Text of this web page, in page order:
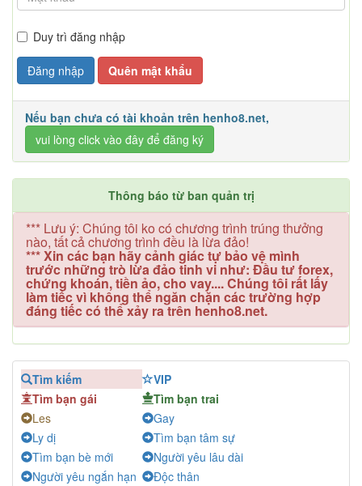
Duy trì đăng nhập
Đăng nhập Quên mật khẩu
Nếu bạn chưa có tài khoản trên henho8.net,
vui lòng click vào đây để đăng ký
Thông báo từ ban quản trị
*** Lưu ý: Chúng tôi ko có chương trình trúng thưởng
nào, tất cả chương trình đều là lừa đảo!
*** Xin các bạn hãy cảnh giác tự bảo vệ mình
trước những trò lừa đảo tinh vi như: Đầu tư forex,
chứng khoán, tiền ảo, cho vay.... Chúng tôi rất lấy
làm tiếc vì không thể ngăn chặn các trường hợp
đáng tiếc có thể xảy ra trên henho8.net.
Tìm kiếm
VIP
Tìm bạn gái
Tìm bạn trai
Les
Gay
Ly dị
Tìm bạn tâm sự
Tìm bạn bè mới
Người yêu lâu dài
Người yêu ngắn hạn
Độc thân